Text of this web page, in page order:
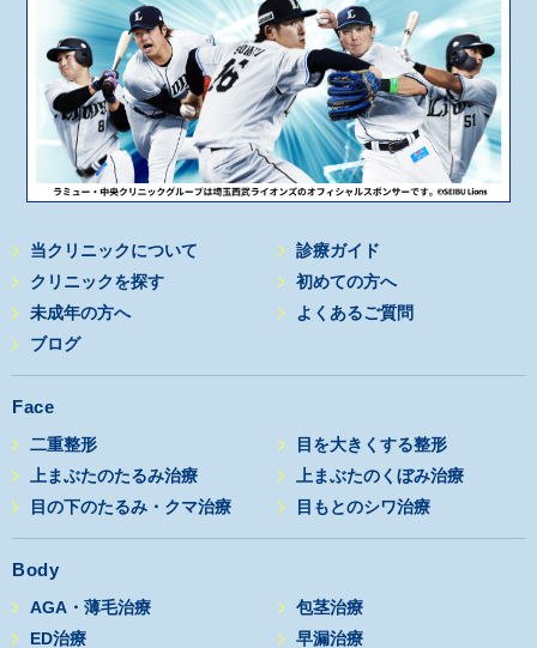
当クリニックについて
診療ガイド
クリニックを探す
初めての方へ
未成年の方へ
よくあるご質問
ブログ
Face
二重整形
目を大きくする整形
上まぶたのたるみ治療
上まぶたのくぼみ治療
目の下のたるみ・クマ治療
目もとのシワ治療
Body
AGA・薄毛治療
包茎治療
ED治療
早漏治療